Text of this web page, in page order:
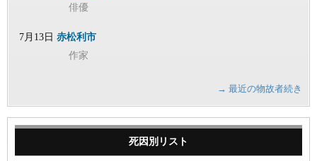
俳優
7月13日 赤松利市
作家
→ 最近の物故者続き
死因別リスト